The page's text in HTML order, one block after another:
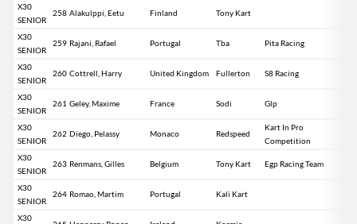
X30
SENIOR
258 Alakulppi, Eetu Finland Tony Kart
X30
SENIOR
259 Rajani, Rafael Portugal Tba Pita Racing
X30
SENIOR
260 Cottrell, Harry United Kingdom Fullerton S8 Racing
X30
SENIOR
261 Geley, Maxime France Sodi Glp
X30
SENIOR
262 Diego, Pelassy Monaco Redspeed
Kart In Pro
Competition
X30
SENIOR
263 Renmans, Gilles Belgium Tony Kart Egp Racing Team
X30
SENIOR
264 Romao, Martim Portugal Kali Kart
X30